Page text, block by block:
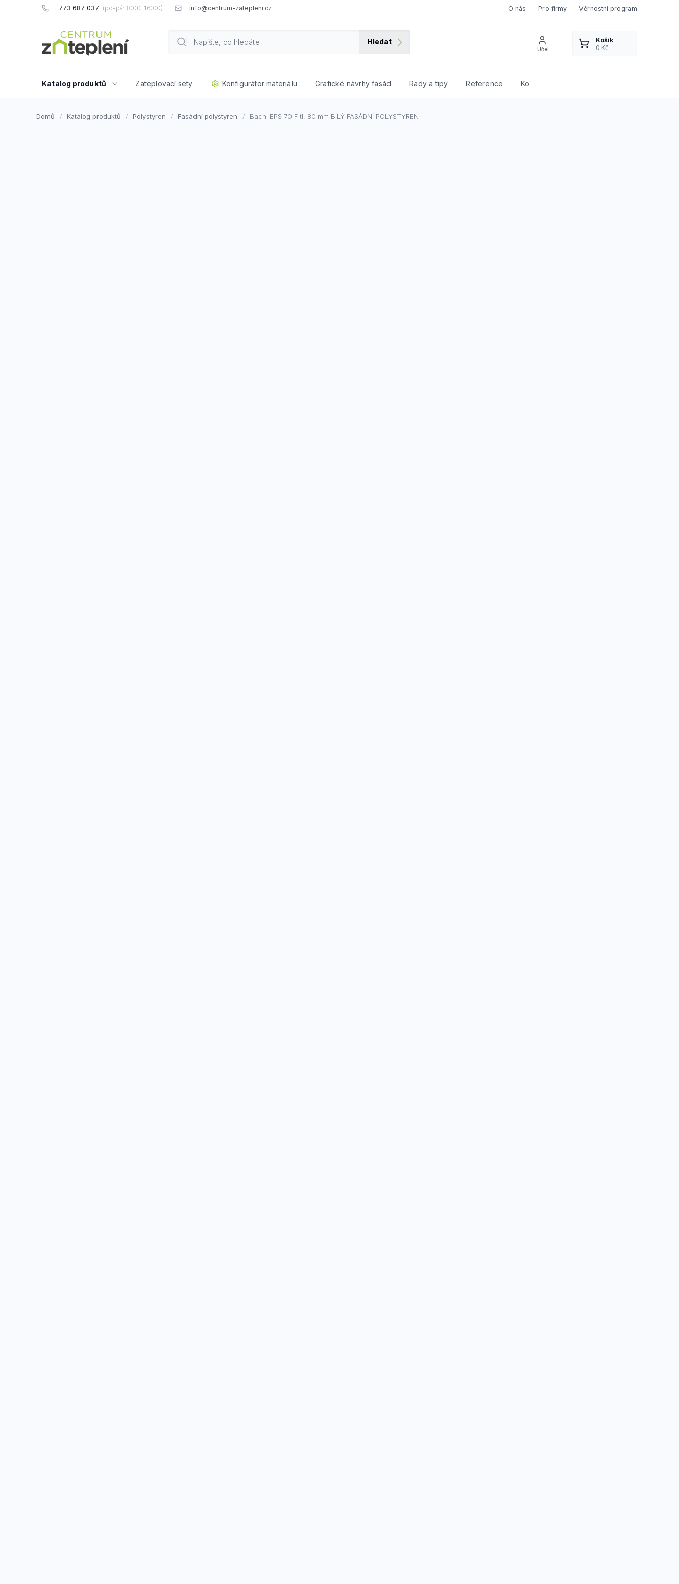
773 687 037 info@centrum-zatepleni.cz O nás Pro firmy Věrnostní program
Hledat
Katalog produktů Zateplovací sety Konfigurátor materiálu Grafické návrhy fasád Rady a tipy Reference Kontakty
Domů Katalog produktů Polystyren Fasádní polystyren Bachl EPS 70 F tl. 80 mm BÍLÝ FASÁDNÍ POLYSTYREN